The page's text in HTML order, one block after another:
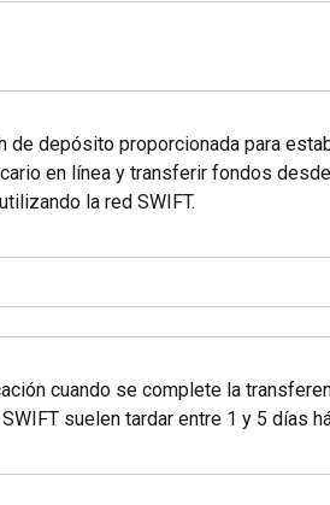
de depósito proporcionada para
en línea y transferir fondos
la red SWIFT.
cuando se complete la
suelen tardar entre 1 y 5 días